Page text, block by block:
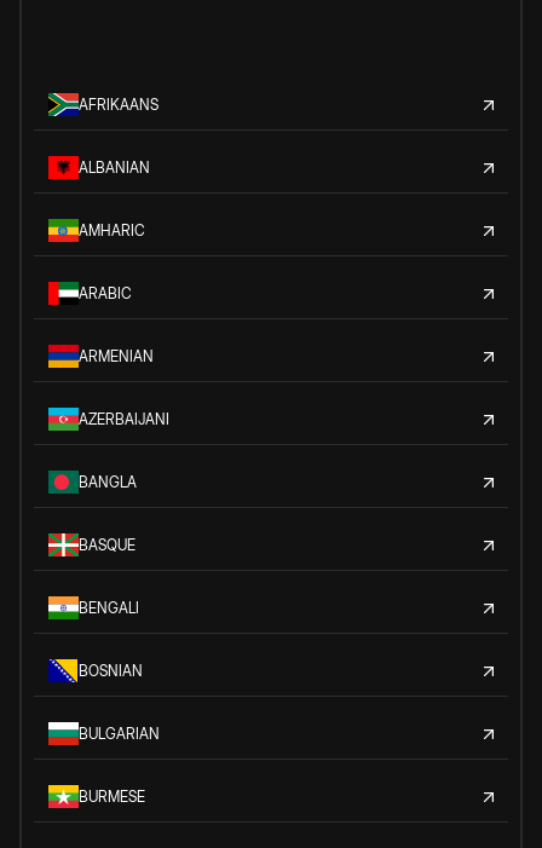
AFRIKAANS
ALBANIAN
AMHARIC
ARABIC
ARMENIAN
AZERBAIJANI
BANGLA
BASQUE
BENGALI
BOSNIAN
BULGARIAN
BURMESE